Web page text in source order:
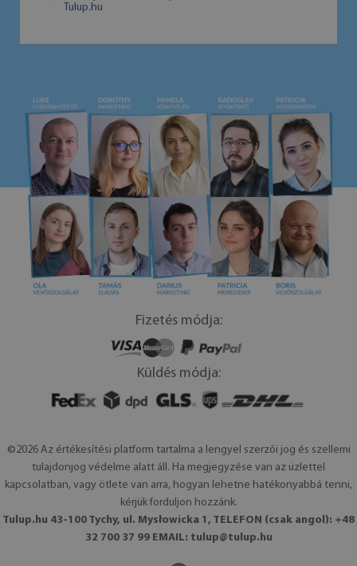
Tulup.hu
Fizetés módja:
Küldés módja:
©2026 Az értékesítési platform tartalma a lengyel szerzői jog és szellemi
tulajdonjog védelme alatt áll. Ha megjegyzése van az üzlettel
kapcsolatban, vagy ötlete van arra, hogyan lehetne hatékonyabbá tenni,
kérjük forduljon hozzánk.
Tulup.hu 43-100 Tychy, ul. Mysłowicka 1, TELEFON (csak angol): +48
32 700 37 99 EMAIL: tulup@tulup.hu